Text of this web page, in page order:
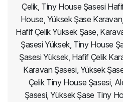
Çelik, Tiny House Şasesi
House, Yüksek Şase
Hafif Çelik Yüksek Şase,
Şasesi Yüksek, Tiny House
Şasesi Yüksek, Hafif Çelik
Karavan Şasesi, Yüksek
Çelik Tiny House Şasesi,
Şasesi, Yüksek Şase Tiny